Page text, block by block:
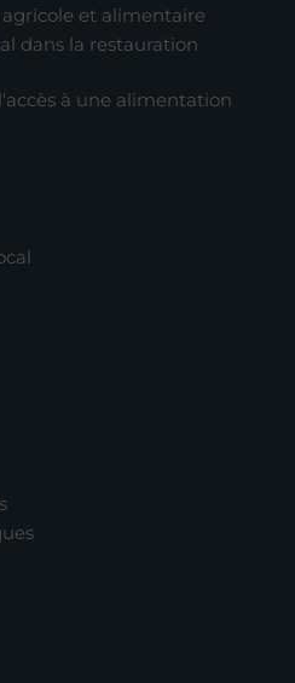
et alimentaire
dans la restauration
à une alimentation